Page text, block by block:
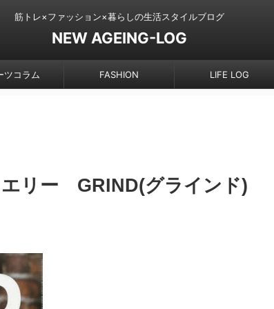
筋トレ×ファッション×暮らしの生活スタイルブログ
NEW AGEING-LOG
ツコラム FASHION LIFE LOG
リー GRIND(グラインド)